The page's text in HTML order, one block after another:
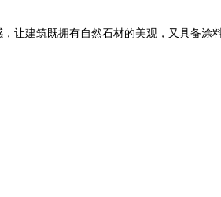
让建筑既拥有自然石材的美观，又具备涂